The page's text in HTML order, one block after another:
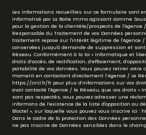
Les informations recueillies sur ce formulaire sont
informatisé par La Boite Immo agissant comme
pour la gestion de la clientèle/prospects de l'Agence
Responsable du Traitement de vos Données
traitement repose sur l'intérêt légitime de l'Agence /
conservées jusqu'à demande de suppression et
Réseau. Conformément à la loi « informatique et
droits d’accès, de rectification, d’effacement,
portabilité de vos données. Vous pouvez retirer
moment en contactant directement l’Agence / Le
https://cnil.fr/fr pour plus d’informations sur vos
avoir contacté l'Agence / le Réseau, que vos droits «
sont pas respectés, vous pouvez adresser une
informons de l’existence de la liste d'opposition au
Bloctel », sur laquelle vous pouvez vous inscrire ici :
Dans le cadre de la protection des Données
ne pas inscrire de Données sensibles dans le